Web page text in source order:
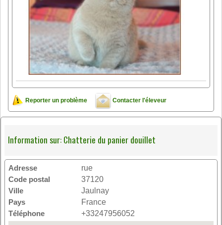
Reporter un problème Contacter l'éleveur
Information sur: Chatterie du panier douillet
Adresse
rue
Code postal
37120
Ville
Jaulnay
Pays
France
Téléphone
+33247956052